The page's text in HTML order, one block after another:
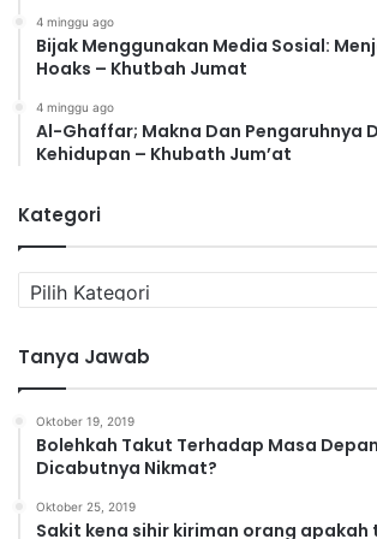
4 minggu ago
Bijak Menggunakan Media Sosial:
Hoaks – Khutbah Jumat
4 minggu ago
Al-Ghaffar; Makna Dan Pengaruhnya
Kehidupan – Khubath Jum’at
Kategori
a
e
g
Tanya Jawab
Oktober 19, 2019
Bolehkah Takut Terhadap Masa
Dicabutnya Nikmat?
Oktober 25, 2019
Sakit kena sihir kiriman orang